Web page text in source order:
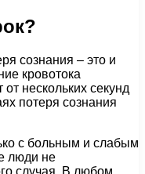
сознания – это и
кровотока
нескольких секунд
потеря сознания
с больным и слабым
люди не
случая. В любом